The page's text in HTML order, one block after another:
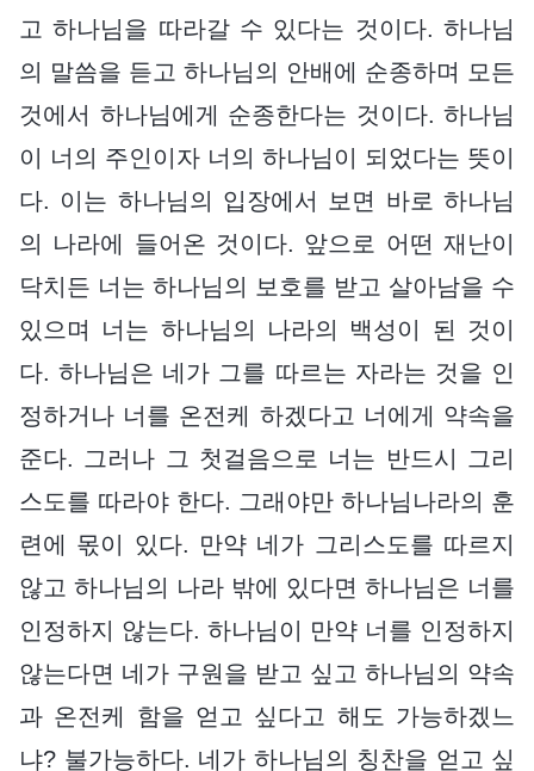
고 하나님을 따라갈 수 있다는 것이다. 하나님
의 말씀을 듣고 하나님의 안배에 순종하며 모든
것에서 하나님에게 순종한다는 것이다. 하나님
이 너의 주인이자 너의 하나님이 되었다는 뜻이
다. 이는 하나님의 입장에서 보면 바로 하나님
의 나라에 들어온 것이다. 앞으로 어떤 재난이
닥치든 너는 하나님의 보호를 받고 살아남을 수
있으며 너는 하나님의 나라의 백성이 된 것이
다. 하나님은 네가 그를 따르는 자라는 것을 인
정하거나 너를 온전케 하겠다고 너에게 약속을
준다. 그러나 그 첫걸음으로 너는 반드시 그리
스도를 따라야 한다. 그래야만 하나님나라의 훈
련에 몫이 있다. 만약 네가 그리스도를 따르지
않고 하나님의 나라 밖에 있다면 하나님은 너를
인정하지 않는다. 하나님이 만약 너를 인정하지
않는다면 네가 구원을 받고 싶고 하나님의 약속
과 온전케 함을 얻고 싶다고 해도 가능하겠느
냐? 불가능하다. 네가 하나님의 칭찬을 얻고 싶